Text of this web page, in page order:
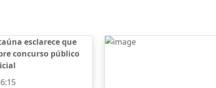
esclarece que
concurso público